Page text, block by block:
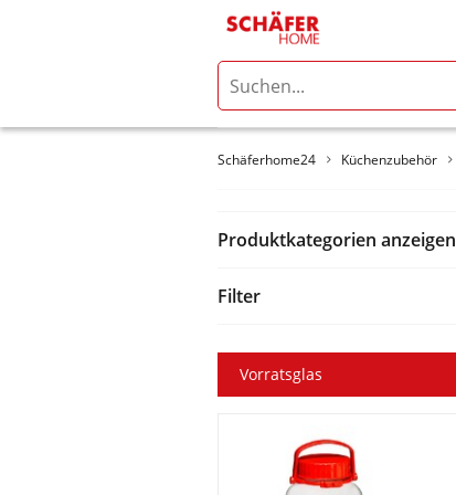
Schäferhome24 Küchenzubehör
Produktkategorien anzeigen
Filter
Vorratsglas